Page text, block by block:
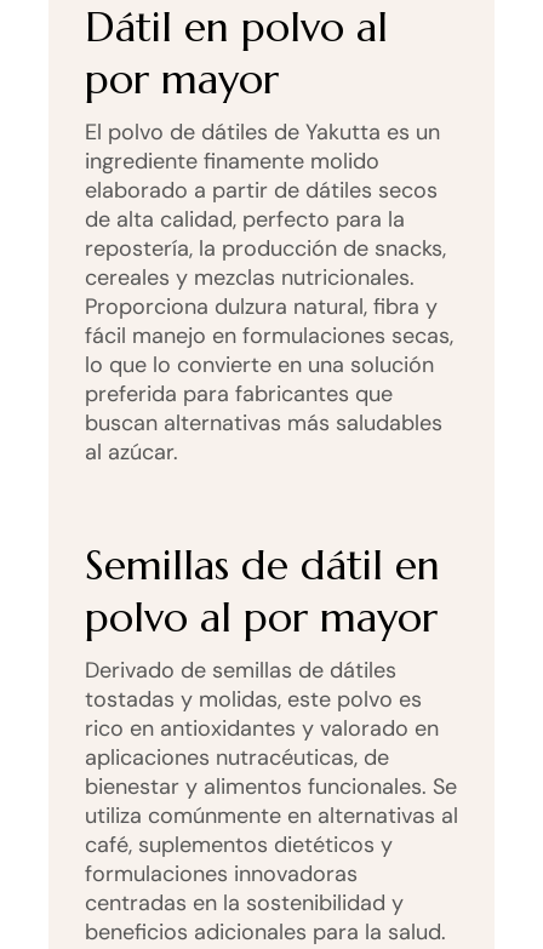
Dátil en polvo al
por mayor
El polvo de dátiles de Yakutta es un
ingrediente finamente molido
elaborado a partir de dátiles secos
de alta calidad, perfecto para la
repostería, la producción de snacks,
cereales y mezclas nutricionales.
Proporciona dulzura natural, fibra y
fácil manejo en formulaciones secas,
lo que lo convierte en una solución
preferida para fabricantes que
buscan alternativas más saludables
al azúcar.
Semillas de dátil en
polvo al por mayor
Derivado de semillas de dátiles
tostadas y molidas, este polvo es
rico en antioxidantes y valorado en
aplicaciones nutracéuticas, de
bienestar y alimentos funcionales. Se
utiliza comúnmente en alternativas al
café, suplementos dietéticos y
formulaciones innovadoras
centradas en la sostenibilidad y
beneficios adicionales para la salud.